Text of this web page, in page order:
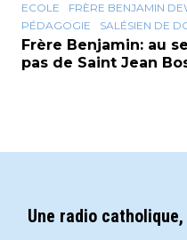
ECOLE
FRÈRE BENJAMIN
PÉDAGOGIE
SALÉSIEN DE
Frère Benjamin: au
pas de Saint Jean
Une radio